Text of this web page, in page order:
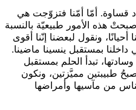
قساوة. أمّا أمّنا فتزوّجت هي
هذه الأمور طبيعيّة بالنسبة
ونقول لبعضنا إنّنا أقوى
بمستقبل ينسينا ماضينا.
تبدأ الحلم بمستقبل
طبيبتين مميَّزتين، ونكون
من مآسيها وأمراضها